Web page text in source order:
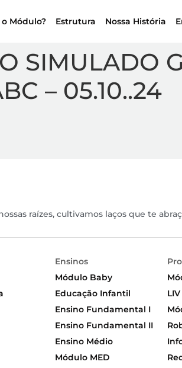
Módulo? Estrutura Nossa História
SIMULADO
– 05.10..24
raízes, cultivamos laços que te
Ensinos
Módulo Baby
Educação Infantil
Ensino Fundamental I
Ensino Fundamental II
Ensino Médio
Módulo MED
LIV